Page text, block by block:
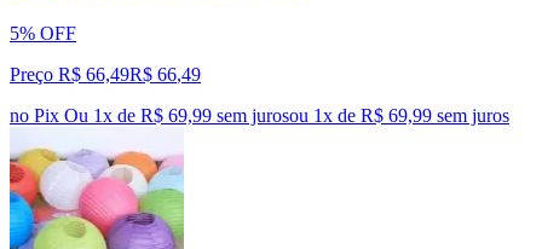
5% OFF
Preço R$ 66,49R$ 66,49
no Pix Ou 1x de R$ 69,99 sem jurosou 1x de R$ 69,99 sem juros